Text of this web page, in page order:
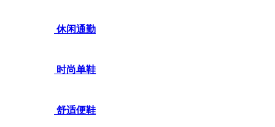
休闲通勤
时尚单鞋
舒适便鞋